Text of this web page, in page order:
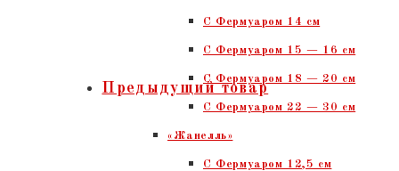
С Фермуаром 14 см
С Фермуаром 15 — 16 см
C Фермуаром 18 — 20 см
С Фермуаром 22 — 30 см
«Жанелль»
С Фермуаром 12,5 см
Предыдущий товар